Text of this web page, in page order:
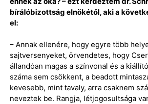
bírálóbizottság elnökétől, aki a
el:
– Annak ellenére, hogy egyre több
sajtversenyeket, örvendetes, hogy
állandóan magas a színvonal és a
száma sem csökkent, a beadott
kevesebb, mint tavaly, arra csaknem
neveztek be. Rangja, létjogosultsága